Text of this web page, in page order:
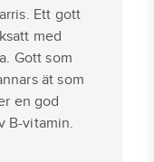
Ett gott
med
Gott som
ät som
en god
B-vitamin.